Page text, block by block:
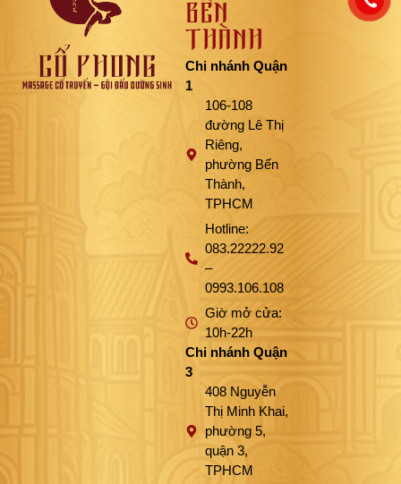
BẾN
THÀNH
Chi nhánh Quận
1
106-108
đường Lê Thị
Riêng,
phường Bến
Thành,
TPHCM
Hotline:
083.22222.92
–
0993.106.108
Giờ mở cửa:
10h-22h
Chi nhánh Quận
3
408 Nguyễn
Thị Minh Khai,
phường 5,
quận 3,
TPHCM